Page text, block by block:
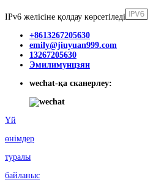
IPv6 желісіне қолдау көрсетіледі
+8613267205630
emily@jiuyuan999.com
13267205630
Эмилимунцзян
wechat-қа сканерлеу:
Үй
өнімдер
туралы
байланыс